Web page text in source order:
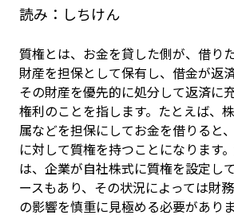
読み： しちけん
質権とは、お金を貸した側が、借り
財産を担保として保有し、借金が返
その財産を優先的に処分して返済に
権利のことを指します。たとえば、
属などを担保にしてお金を借りると
に対して質権を持つことになります
は、企業が自社株式に質権を設定し
ースもあり、その状況によっては財
の影響を慎重に見極める必要がありま